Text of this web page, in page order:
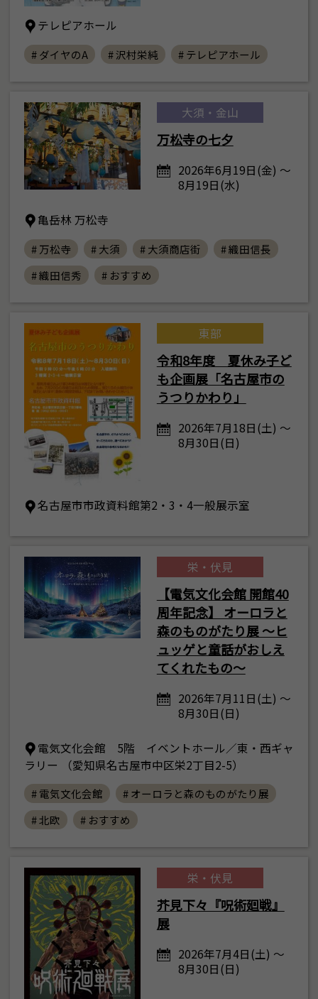
テレピアホール
# ダイヤのA # 沢村栄純 # テレピアホール
大須・金山
万松寺の七夕
2026年6月19日(金) ～
8月19日(水)
亀岳林 万松寺
# 万松寺 # 大須 # 大須商店街
# 織田信長
# 織田信秀
# おすすめ
東部
令和8年度 夏休み子ど
も企画展「名古屋市の
うつりかわり」
2026年7月18日(土) ～
8月30日(日)
名古屋市市政資料館第2・3・4一般展示室
栄・伏見
【電気文化会館 開館40
周年記念】 オーロラと
森のものがたり展 ～ヒ
ュッゲと童話がおしえ
てくれたもの～
2026年7月11日(土) ～
8月30日(日)
電気文化会館 5階 イベントホール／東・西ギャ
ラリー （愛知県名古屋市中区栄2丁目2-5）
# 電気文化会館
# オーロラと森のものがたり展
# 北欧
# おすすめ
栄・伏見
芥見下々『呪術廻戦』
展
2026年7月4日(土) ～
8月30日(日)